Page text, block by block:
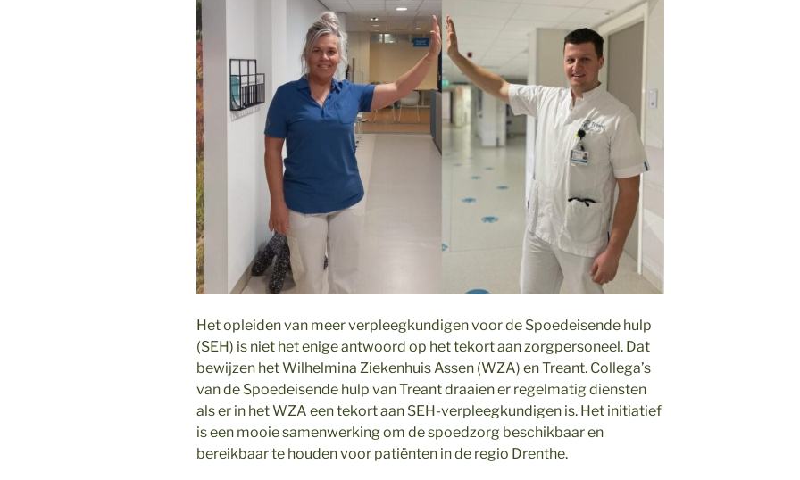
Het opleiden van meer verpleegkundigen voor de Spoedeisende hulp
(SEH) is niet het enige antwoord op het tekort aan zorgpersoneel. Dat
bewijzen het Wilhelmina Ziekenhuis Assen (WZA) en Treant. Collega’s
van de Spoedeisende hulp van Treant draaien er regelmatig diensten
als er in het WZA een tekort aan SEH-verpleegkundigen is. Het initiatief
is een mooie samenwerking om de spoedzorg beschikbaar en
bereikbaar te houden voor patiënten in de regio Drenthe.